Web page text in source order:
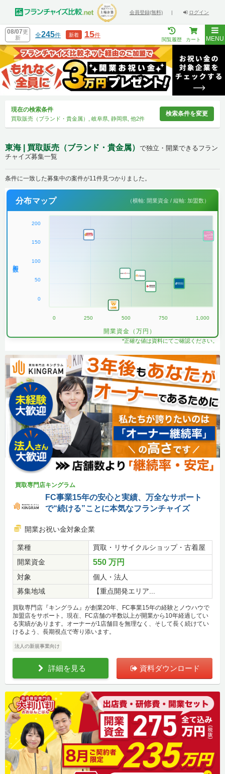
会員登録(無料) | ログイン
08/07更
新
全245件 新着 15件
閲覧履歴 カート MENU
現在の検索条件
買取販売（ブランド・貴金属）, 岐阜県, 静岡県, 他2件
検索条件を変更
東海 | 買取販売（ブランド・貴金属） で独立・開業できるフラン
チャイズ募集一覧
条件に一致した募集中の案件が11件見つかりました。
分布マップ （横軸: 開業資金 / 縦軸: 加盟数）
200
150
100
50
0
0 250 500 750 1,000
開業資金（万円）
*正確な値は資料にてご確認ください。
買取専門店キングラム
FC事業15年の安心と実績、万全なサポート
で“続ける”ことに本気なフランチャイズ
開業お祝い金対象企業
業種
買取・リサイクルショップ・古着屋
開業資金
550 万円
対象
個人・法人
募集地域
【重点開発エリア...
買取専門店『キングラム』が創業20年、FC事業15年の経験とノウハウで
加盟店をサポート。現在、FC店舗の半数以上が開業から10年経過してい
る実績があります。オーナーが1店舗目を無理なく、そして長く続けてい
けるよう、長期視点で寄り添います。
法人の新規事業向け
詳細を見る 資料ダウンロード